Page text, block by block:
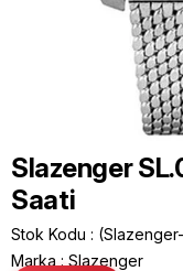
Slazenger
Saati
Stok Kodu
Marka : Slazenger